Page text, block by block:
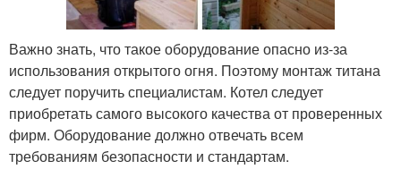
Важно знать, что такое оборудование опасно из-за
использования открытого огня. Поэтому монтаж титана
следует поручить специалистам. Котел следует
приобретать самого высокого качества от проверенных
фирм. Оборудование должно отвечать всем
требованиям безопасности и стандартам.